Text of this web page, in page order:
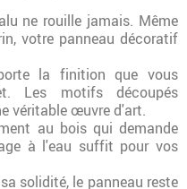
ne rouille jamais. Même
votre panneau décoratif
la finition que vous
Les motifs découpés
véritable œuvre d'art.
au bois qui demande
à l'eau suffit pour vos
solidité, le panneau reste